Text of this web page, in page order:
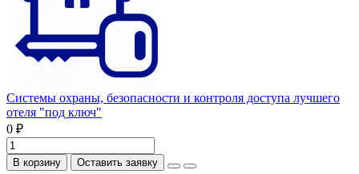
Системы охраны, безопасности и контроля доступа лучшего
отеля "под ключ"
0 ₽
В корзину Оставить заявку